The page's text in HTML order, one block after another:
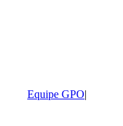
Equipe GPO